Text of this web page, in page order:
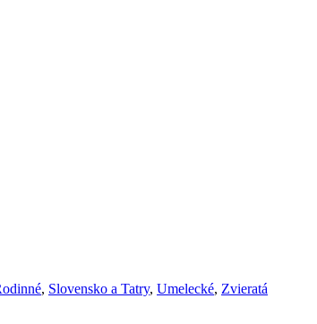
, Slovensko a Tatry, Umelecké, Zvieratá